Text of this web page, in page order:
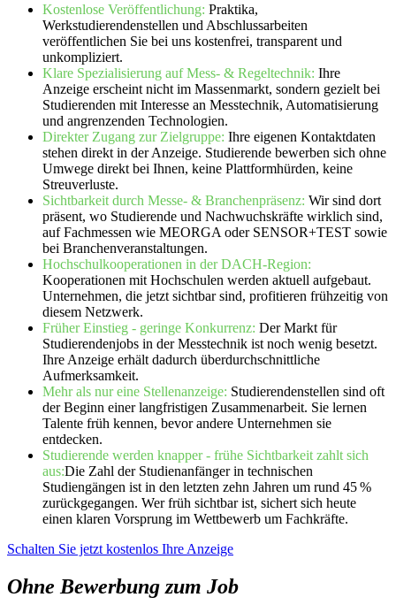
Kostenlose Veröffentlichung: Praktika,
Werkstudierendenstellen und Abschlussarbeiten
veröffentlichen Sie bei uns kostenfrei, transparent und
unkompliziert.
Klare Spezialisierung auf Mess- & Regeltechnik: Ihre
Anzeige erscheint nicht im Massenmarkt, sondern gezielt bei
Studierenden mit Interesse an Messtechnik, Automatisierung
und angrenzenden Technologien.
Direkter Zugang zur Zielgruppe: Ihre eigenen Kontaktdaten
stehen direkt in der Anzeige. Studierende bewerben sich ohne
Umwege direkt bei Ihnen, keine Plattformhürden, keine
Streuverluste.
Sichtbarkeit durch Messe- & Branchenpräsenz: Wir sind dort
präsent, wo Studierende und Nachwuchskräfte wirklich sind,
auf Fachmessen wie MEORGA oder SENSOR+TEST sowie
bei Branchenveranstaltungen.
Hochschulkooperationen in der DACH-Region:
Kooperationen mit Hochschulen werden aktuell aufgebaut.
Unternehmen, die jetzt sichtbar sind, profitieren frühzeitig von
diesem Netzwerk.
Früher Einstieg - geringe Konkurrenz: Der Markt für
Studierendenjobs in der Messtechnik ist noch wenig besetzt.
Ihre Anzeige erhält dadurch überdurchschnittliche
Aufmerksamkeit.
Mehr als nur eine Stellenanzeige: Studierendenstellen sind oft
der Beginn einer langfristigen Zusammenarbeit. Sie lernen
Talente früh kennen, bevor andere Unternehmen sie
entdecken.
Studierende werden knapper - frühe Sichtbarkeit zahlt sich
aus:Die Zahl der Studienanfänger in technischen
Studiengängen ist in den letzten zehn Jahren um rund 45 %
zurückgegangen. Wer früh sichtbar ist, sichert sich heute
einen klaren Vorsprung im Wettbewerb um Fachkräfte.
Schalten Sie jetzt kostenlos Ihre Anzeige
Ohne Bewerbung zum Job